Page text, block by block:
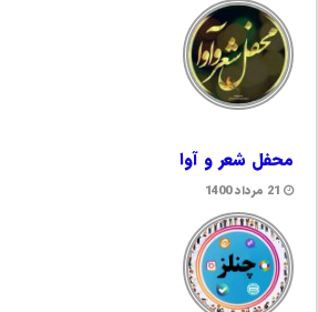
محفل شعر و آوا
21 مرداد 1400